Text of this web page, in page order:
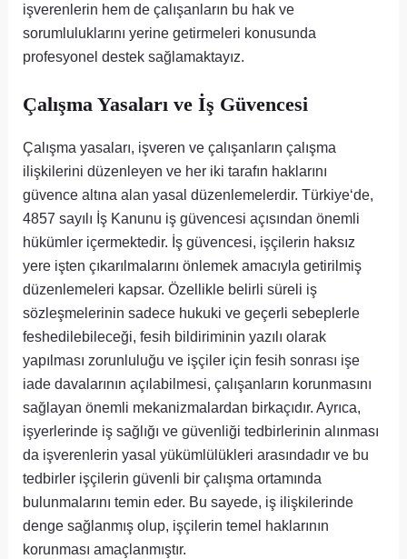
işverenlerin hem de çalışanların bu hak ve
sorumluluklarını yerine getirmeleri konusunda
profesyonel destek sağlamaktayız.
Çalışma Yasaları ve İş Güvencesi
Çalışma yasaları, işveren ve çalışanların çalışma
ilişkilerini düzenleyen ve her iki tarafın haklarını
güvence altına alan yasal düzenlemelerdir. Türkiye‘de,
4857 sayılı İş Kanunu iş güvencesi açısından önemli
hükümler içermektedir. İş güvencesi, işçilerin haksız
yere işten çıkarılmalarını önlemek amacıyla getirilmiş
düzenlemeleri kapsar. Özellikle belirli süreli iş
sözleşmelerinin sadece hukuki ve geçerli sebeplerle
feshedilebileceği, fesih bildiriminin yazılı olarak
yapılması zorunluluğu ve işçiler için fesih sonrası işe
iade davalarının açılabilmesi, çalışanların korunmasını
sağlayan önemli mekanizmalardan birkaçıdır. Ayrıca,
işyerlerinde iş sağlığı ve güvenliği tedbirlerinin alınması
da işverenlerin yasal yükümlülükleri arasındadır ve bu
tedbirler işçilerin güvenli bir çalışma ortamında
bulunmalarını temin eder. Bu sayede, iş ilişkilerinde
denge sağlanmış olup, işçilerin temel haklarının
korunması amaçlanmıştır.